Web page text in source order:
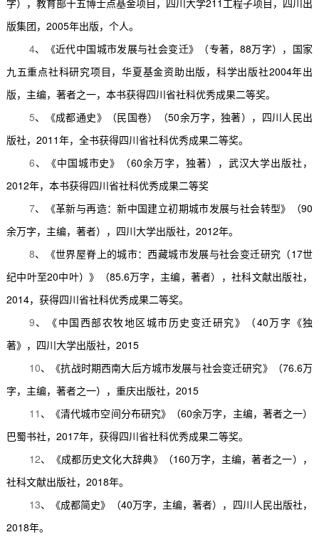
字），教育部十五博士点基金项目，四川大学211 工程子项目，四川出
版集团， 2005年出版，个人。
4、《近代中国城市发展与社会变迁》（专著， 88万字），国家
九五重点社科研究项目，华夏基金资助出版，科学出版社2004年出
版，主编，著者之一，本书获得四川省社科优秀成果二等奖。
5、《成都通史》（民国卷）（50余万字，独著），四川人民出
版社， 2011年，全书获得四川省社科优秀成果二等奖。
6、《中国城市史》（60余万字，独著），武汉大学出版社，
2012年，本书获得四川省社科优秀成果二等奖
7、《革新与再造：新中国建立初期城市发展与社会转型》（90
余万字，主编，著者），四川大学出版社， 2012年。
8、《世界屋脊上的城市：西藏城市发展与社会变迁研究（17世
纪中叶至20中叶）》（85.6万字，主编，著者），社科文献出版社，
2014，获得四川省社科优秀成果二等奖。
9、《中国西部农牧地区城市历史变迁研究》（40万字《独
著》，四川大学出版社， 2015
10、《抗战时期西南大后方城市发展与社会变迁研究》（76.6万
字，主编，著者之一），重庆出版社， 2015
11 、《清代城市空间分布研究》（60余万字，主编，著者之一）
巴蜀书社， 2017年，获得四川省社科优秀成果二等奖。
12、《成都历史文化大辞典》（160万字，主编，著者之一），
社科文献出版社， 2018年。
13、《成都简史》（40万字，主编，著者），四川人民出版社，
2018年。